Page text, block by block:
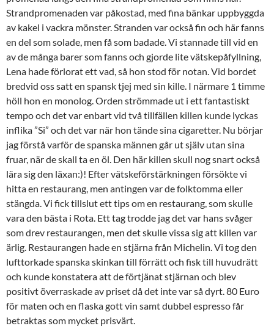
Strandpromenaden var påkostad, med fina bänkar uppbyggda
av kakel i vackra mönster. Stranden var också fin och här fanns
en del som solade, men få som badade. Vi stannade till vid en
av de många barer som fanns och gjorde lite vätskepåfyllning,
Lena hade förlorat ett vad, så hon stod för notan. Vid bordet
bredvid oss satt en spansk tjej med sin kille. I närmare 1 timme
höll hon en monolog. Orden strömmade ut i ett fantastiskt
tempo och det var enbart vid två tillfällen killen kunde lyckas
inflika ”Si” och det var när hon tände sina cigaretter. Nu börjar
jag förstå varför de spanska männen går ut själv utan sina
fruar, när de skall ta en öl. Den här killen skull nog snart också
lära sig den läxan:)! Efter vätskeförstärkningen försökte vi
hitta en restaurang, men antingen var de folktomma eller
stängda. Vi fick tillslut ett tips om en restaurang, som skulle
vara den bästa i Rota. Ett tag trodde jag det var hans svåger
som drev restaurangen, men det skulle vissa sig att killen var
ärlig. Restaurangen hade en stjärna från Michelin. Vi tog den
lufttorkade spanska skinkan till förrätt och fisk till huvudrätt
och kunde konstatera att de förtjänat stjärnan och blev
positivt överraskade av priset då det inte var så dyrt. 80 Euro
för maten och en flaska gott vin samt dubbel espresso får
betraktas som mycket prisvärt.